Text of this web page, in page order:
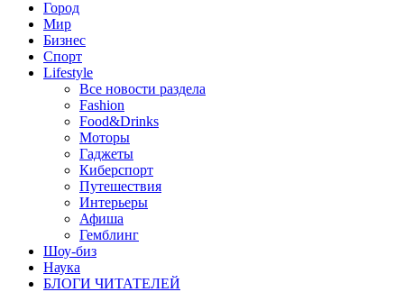
Город
Мир
Бизнес
Спорт
Lifestyle
Все новости раздела
Fashion
Food&Drinks
Моторы
Гаджеты
Киберспорт
Путешествия
Интерьеры
Афиша
Гемблинг
Шоу-биз
Наука
БЛОГИ ЧИТАТЕЛЕЙ